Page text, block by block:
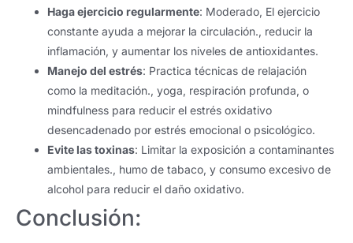
Haga ejercicio regularmente: Moderado, El ejercicio
constante ayuda a mejorar la circulación., reducir la
inflamación, y aumentar los niveles de antioxidantes.
Manejo del estrés: Practica técnicas de relajación
como la meditación., yoga, respiración profunda, o
mindfulness para reducir el estrés oxidativo
desencadenado por estrés emocional o psicológico.
Evite las toxinas: Limitar la exposición a contaminantes
ambientales., humo de tabaco, y consumo excesivo de
alcohol para reducir el daño oxidativo.
Conclusión: